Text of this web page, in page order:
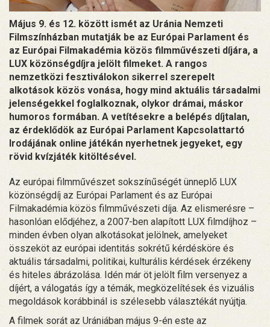
Május 9. és 12. között ismét az Uránia Nemzeti
Filmszínházban mutatják be az Európai Parlament és
az Európai Filmakadémia közös filmművészeti díjára, a
LUX közönségdíjra jelölt filmeket. A rangos
nemzetközi fesztiválokon sikerrel szerepelt
alkotások közös vonása, hogy mind aktuális társadalmi
jelenségekkel foglalkoznak, olykor drámai, máskor
humoros formában. A vetítésekre a belépés díjtalan,
az érdeklődök az Európai Parlament Kapcsolattartó
Irodájának online játékán nyerhetnek jegyeket, egy
rövid kvízjáték kitöltésével.
Az európai filmművészet sokszínűségét ünneplő LUX
közönségdíj az Európai Parlament és az Európai
Filmakadémia közös filmművészeti díja. Az elismerésre –
hasonlóan elődjéhez, a 2007-ben alapított LUX filmdíjhoz –
minden évben olyan alkotásokat jelölnek, amelyeket
összeköt az európai identitás sokrétű kérdésköre és
aktuális társadalmi, politikai, kulturális kérdések érzékeny
és hiteles ábrázolása. Idén már öt jelölt film versenyez a
díjért, a válogatás így a témák, megközelítések és vizuális
megoldások korábbinál is szélesebb választékát nyújtja.
A filmek sorát az Urániában május 9-én este az